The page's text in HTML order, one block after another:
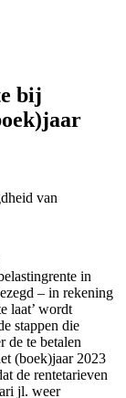
bij
van
in
– in rekening
laat’ wordt
stappen die
de te betalen
(boek)jaar 2023
de rentetarieven
jl. weer